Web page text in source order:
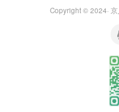
2.户口本原
印户主页、父
3.儿童免
件一份(需复印
Copyright © 2024·